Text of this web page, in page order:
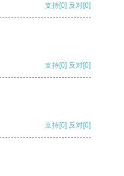
支持[0] 反对[0]
支持[0] 反对[0]
支持[0] 反对[0]